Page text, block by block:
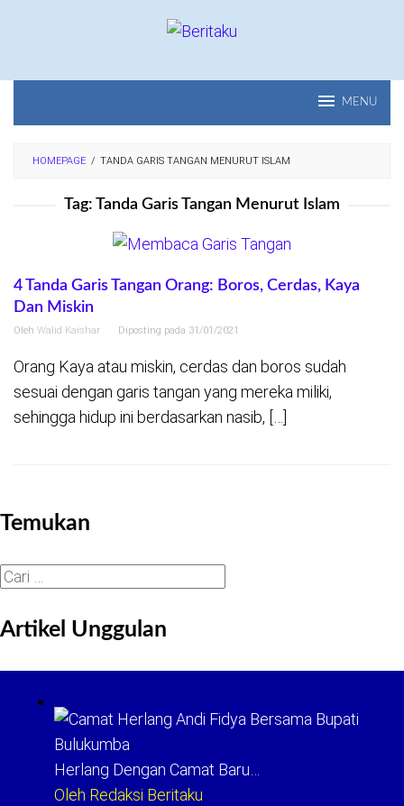
MENU
HOMEPAGE / TANDA GARIS TANGAN MENURUT ISLAM
Tag: Tanda Garis Tangan Menurut Islam
4 Tanda Garis Tangan Orang: Boros, Cerdas, Kaya
Dan Miskin
Oleh Walid Kaishar Diposting pada 31/01/2021
Orang Kaya atau miskin, cerdas dan boros sudah
sesuai dengan garis tangan yang mereka miliki,
sehingga hidup ini berdasarkan nasib, […]
Temukan
Cari
Artikel Unggulan
Herlang Dengan Camat Baru…
Oleh Redaksi Beritaku